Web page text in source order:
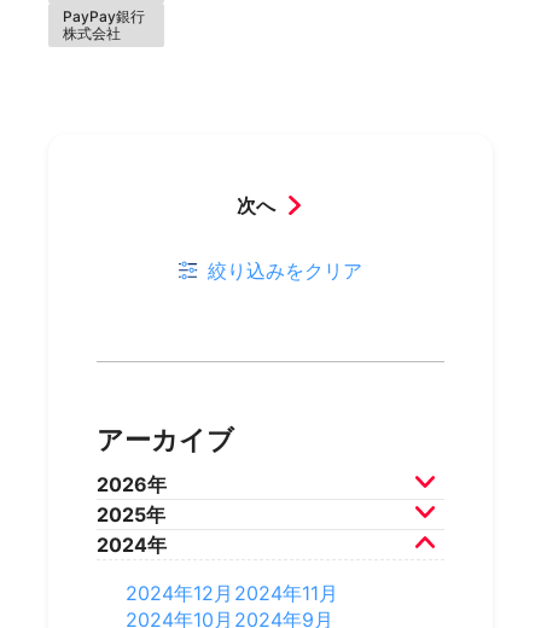
PayPay銀行
株式会社
次へ
絞り込みをクリア
アーカイブ
2026年
2026年7月 2026年6月
2026年5月 2026年4月
2026年3月 2026年2月
2025年
2025年12月2025年11月
2025年10月 2025年9月
2025年8月 2025年7月
2024年
2024年12月 2024年11月
2024年10月 2024年9月